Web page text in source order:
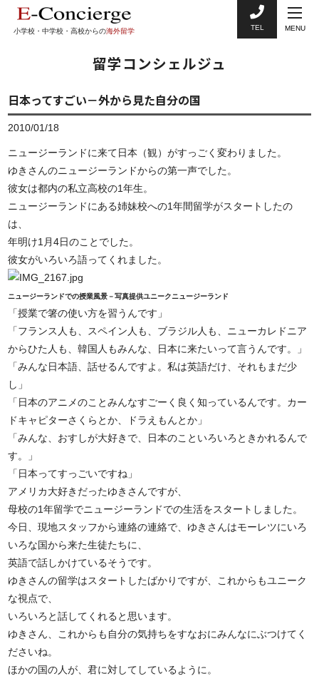
小学校・中学校・高校からの海外留学 TEL MENU
留学コンシェルジュ
日本ってすごい－外から見た自分の国
2010/01/18
ニュージーランドに来て日本（観）がすっごく変わりました。
ゆきさんのニュージーランドからの第一声でした。
彼女は都内の私立高校の1年生。
ニュージーランドにある姉妹校への1年間留学がスタートしたの
は、
年明け1月4日のことでした。
彼女がいろいろ語ってくれました。
ニュージーランドでの授業風景－写真提供ユニークニュージーランド
「授業で箸の使い方を習うんです」
「フランス人も、スペイン人も、ブラジル人も、ニューカレドニア
からひた人も、韓国人もみんな、日本に来たいって言うんです。」
「みんな日本語、話せるんですよ。私は英語だけ、それもまだ少
し」
「日本のアニメのことみんなすごーく良く知っているんです。カー
ドキャピターさくらとか、ドラえもんとか」
「みんな、おすしが大好きで、日本のこといろいろときかれるんで
す。」
「日本ってすっごいですね」
アメリカ大好きだったゆきさんですが、
母校の1年留学でニュージーランドでの生活をスタートしました。
今日、現地スタッフから連絡の連絡で、ゆきさんはモーレツにいろ
いろな国から来た生徒たちに、
英語で話しかけているそうです。
ゆきさんの留学はスタートしたばかりですが、これからもユニーク
な視点で、
いろいろと話してくれると思います。
ゆきさん、これからも自分の気持ちをすなおにみんなにぶつけてく
ださいね。
ほかの国の人が、君に対してしているように。